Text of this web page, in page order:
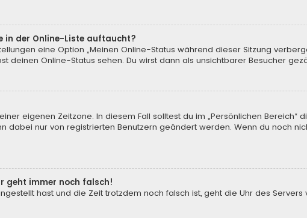
in der Online-Liste auftaucht?
eine Option „Meinen Online-Status während dieser Sitzung
deinen Online-Status sehen. Du wirst dann als unsichtbarer Besucher
eigenen Zeitzone. In diesem Fall solltest du im „Persönlichen Bereich“
dabei nur von registrierten Benutzern geändert werden. Wenn du noch
geht immer noch falsch!
hast und die Zeit trotzdem noch falsch ist, geht die Uhr des